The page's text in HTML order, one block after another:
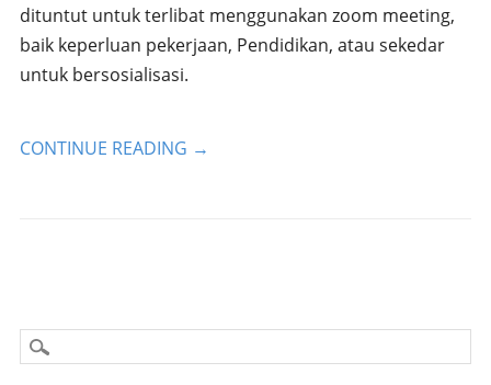
dituntut untuk terlibat menggunakan zoom meeting,
baik keperluan pekerjaan, Pendidikan, atau sekedar
untuk bersosialisasi.
CONTINUE READING →